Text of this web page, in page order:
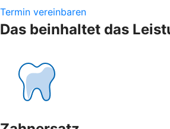
Termin vereinbaren
Das beinhaltet das